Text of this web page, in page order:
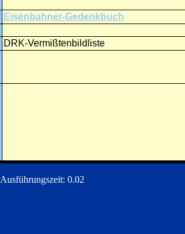
Eisenbahner-Gedenkbuch
DRK-Vermißtenbildliste
Ausführungszeit: 0.02